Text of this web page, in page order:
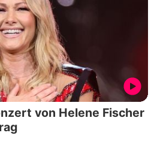
von Helene Fischer